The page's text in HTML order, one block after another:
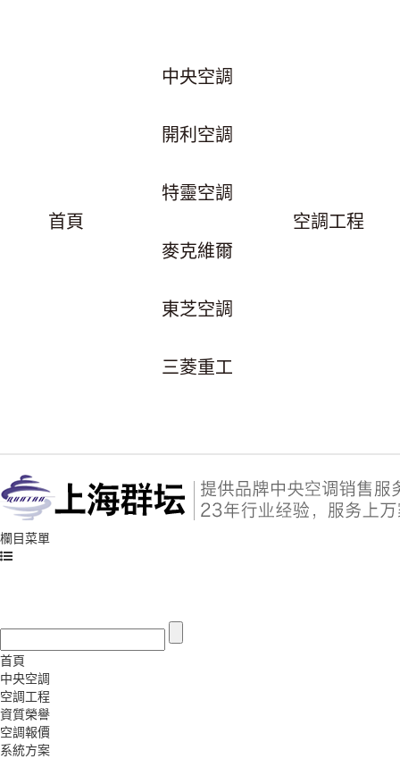
首頁
中央空調
開利空調
特靈空調
麥克維爾
東芝空調
三菱重工
空調工程
欄目菜單
首頁
中央空調
空調工程
資質榮譽
空調報價
系統方案